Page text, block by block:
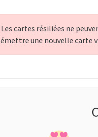
Les cartes résiliées ne
émettre une nouvelle carte